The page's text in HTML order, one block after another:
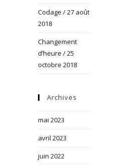
Codage / 27 août
2018
Changement
d’heure / 25
octobre 2018
Archives
mai 2023
avril 2023
juin 2022